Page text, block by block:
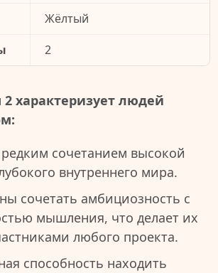
Жёлтый
2
характеризует людей
сочетанием высокой
внутреннего мира.
сочетать амбициозность с
мышления, что делает их
любого проекта.
способность находить